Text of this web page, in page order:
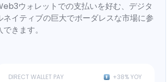
ウォレットでの支払いを好む、デジタ
ネイティブの巨大でボーダレスな市場に参
できます。
DIRECT WALLET PAY +38% YOY